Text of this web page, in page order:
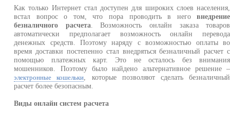
Как только Интернет стал доступен для широких слоев населения,
встал вопрос о том, что пора проводить в неговнедрение
безналичного расчета . Возможность онлайн заказа товаров
автоматически предполагает возможность онлайн перевода
денежных средств. Поэтому наряду с возможностью оплаты во
время доставки постепенно стал внедряться безналичный расчет с
помощью платежных карт. Это не осталось без внимания
мошенников. Поэтому было найдено альтернативное решение –
электронные кошельки , которые позволяют сделать безналичный
расчет более безопасным.
Виды онлайн систем расчета